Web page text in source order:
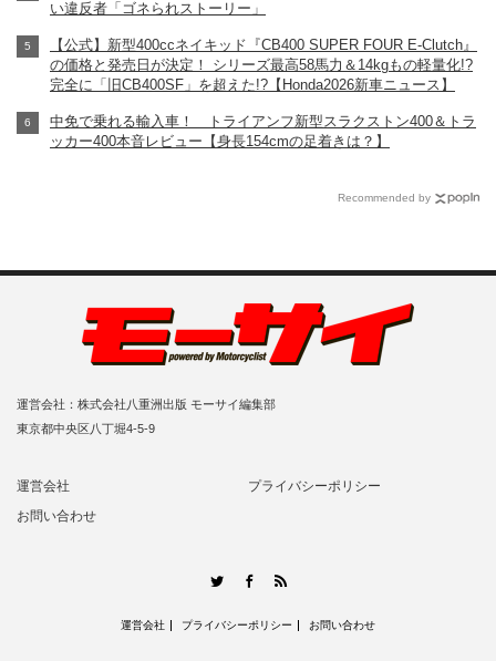
い違反者「ゴネられストーリー」
【公式】新型400ccネイキッド『CB400 SUPER FOUR E-Clutch』
の価格と発売日が決定！ シリーズ最高58馬力＆14kgもの軽量化!?
完全に「旧CB400SF」を超えた!?【Honda2026新車ニュース】
中免で乗れる輸入車！ トライアンフ新型スラクストン400＆トラ
ッカー400本音レビュー【身長154cmの足着きは？】
Recommended by
運営会社：株式会社八重洲出版 モーサイ編集部
東京都中央区八丁堀4-5-9
運営会社
プライバシーポリシー
お問い合わせ
TwitterFacebook
運営会社 プライバシーポリシー お問い合わせ